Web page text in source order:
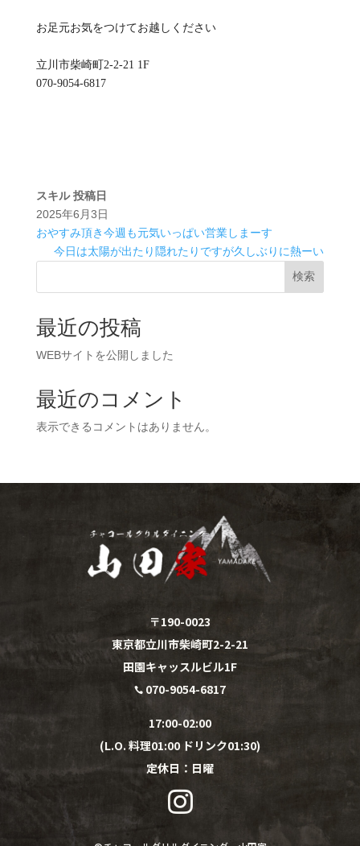
お足元お気をつけてお越しください
立川市柴崎町2-2-21 1F
070-9054-6817
スキル 投稿日
2025年6月3日
おやすみ頂き今週も元気いっぱい営業しまーす
今日は太陽が出たり隠れたりですが久しぶりに熱ーい
検索
最近の投稿
WEBサイトを公開しました
最近のコメント
表示できるコメントはありません。
〒190-0023
東京都立川市柴崎町2-2-21
田園キャッスルビル1F
 070-9054-6817
17:00-02:00
(L.O. 料理01:00 ドリンク01:30)
定休日： 日曜
